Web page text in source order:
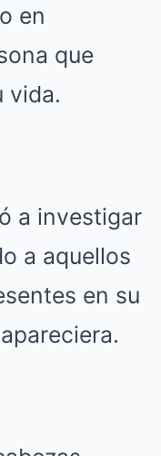
en
que
vida.
a investigar
a aquellos
en su